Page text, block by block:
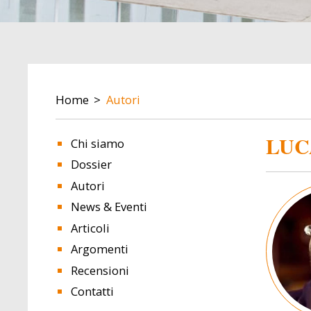
BREADCRUMB
Home Autori
Chi siamo
Dossier
Autori
News & Eventi
Articoli
Argomenti
Recensioni
Contatti
Image